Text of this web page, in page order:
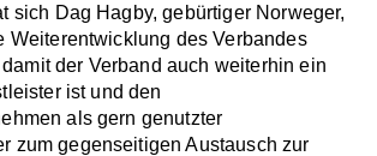
sich Dag Hagby, gebürtiger Norweger,
Weiterentwicklung des Verbandes
der Verband auch weiterhin ein
ist und den
als gern genutzter
zum gegenseitigen Austausch zur